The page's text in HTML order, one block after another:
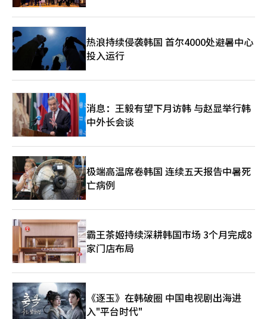
热浪持续侵袭韩国 首尔4000处避暑中心
投入运行
消息：王毅有望下月访韩 与赵显举行韩
中外长会谈
极端高温席卷韩国 连续五天报告中暑死
亡病例
霸王茶姬持续深耕韩国市场 3个月完成8
家门店布局
《逐玉》在韩破圈 中国电视剧出海进
入"平台时代"